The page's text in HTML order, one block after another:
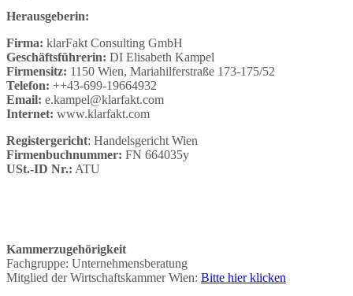
Herausgeberin:
Firma: klarFakt Consulting GmbH
Geschäftsführerin: DI Elisabeth Kampel
Firmensitz: 1150 Wien, Mariahilferstraße 173-175/52
Telefon: ++43-699-19664932
Email: e.kampel@klarfakt.com
Internet: www.klarfakt.com
Registergericht: Handelsgericht Wien
Firmenbuchnummer: FN 664035y
USt.-ID Nr.: ATU
Kammerzugehörigkeit
Fachgruppe: Unternehmensberatung
Mitglied der Wirtschaftskammer Wien: Bitte hier klicken